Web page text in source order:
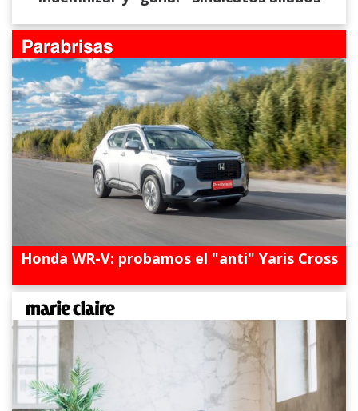
Honda WR-V: probamos el "anti" Yaris Cross